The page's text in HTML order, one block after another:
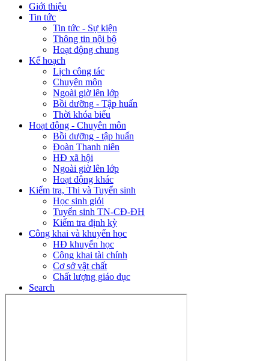
Giới thiệu
Tin tức
Tin tức - Sự kiện
Thông tin nội bộ
Hoạt động chung
Kế hoạch
Lịch công tác
Chuyên môn
Ngoài giờ lên lớp
Bồi dưỡng - Tập huấn
Thời khóa biểu
Hoạt động - Chuyên môn
Bồi dưỡng - tập huấn
Đoàn Thanh niên
HĐ xã hội
Ngoài giờ lên lớp
Hoạt động khác
Kiểm tra, Thi và Tuyển sinh
Học sinh giỏi
Tuyển sinh TN-CĐ-ĐH
Kiểm tra định kỳ
Công khai và khuyến học
HĐ khuyến học
Công khai tài chính
Cơ sở vật chất
Chất lượng giáo dục
Search